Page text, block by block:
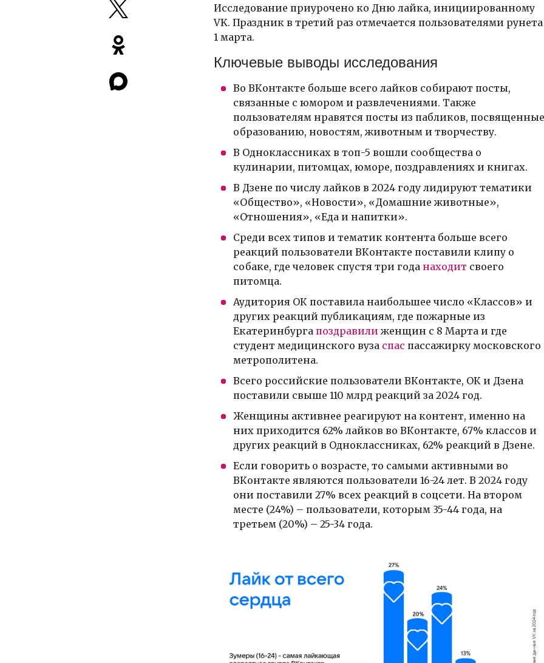
Исследование приурочено ко Дню лайка, инициированному
VK. Праздник в третий раз отмечается пользователями рунета
1 марта.
Ключевые выводы исследования
Во ВКонтакте больше всего лайков собирают посты,
связанные с юмором и развлечениями. Также
пользователям нравятся посты из пабликов, посвященные
образованию, новостям, животным и творчеству.
В Одноклассниках в топ-5 вошли сообщества о
кулинарии, питомцах, юморе, поздравлениях и книгах.
В Дзене по числу лайков в 2024 году лидируют тематики
«Общество», «Новости», «Домашние животные»,
«Отношения», «Еда и напитки».
Среди всех типов и тематик контента больше всего
реакций пользователи ВКонтакте поставили клипу о
собаке, где человек спустя три года находит своего
питомца.
Аудитория ОК поставила наибольшее число «Классов» и
других реакций публикациям, где пожарные из
Екатеринбурга поздравили женщин с 8 Марта и где
студент медицинского вуза спас пассажирку московского
метрополитена.
Всего российские пользователи ВКонтакте, ОК и Дзена
поставили свыше 110 млрд реакций за 2024 год.
Женщины активнее реагируют на контент, именно на
них приходится 62% лайков во ВКонтакте, 67% классов и
других реакций в Одноклассниках, 62% реакций в Дзене.
Если говорить о возрасте, то самыми активными во
ВКонтакте являются пользователи 16-24 лет. В 2024 году
они поставили 27% всех реакций в соцсети. На втором
месте (24%) – пользователи, которым 35-44 года, на
третьем (20%) – 25-34 года.